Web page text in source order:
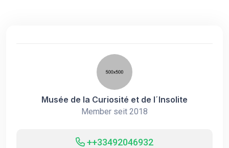
Musée de la Curiosité et de l´Insolite
Member seit 2018
++33492046932